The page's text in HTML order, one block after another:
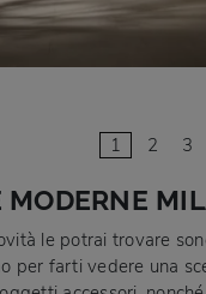
1 2 3
MODERNE
le potrai trovare
per farti vedere una